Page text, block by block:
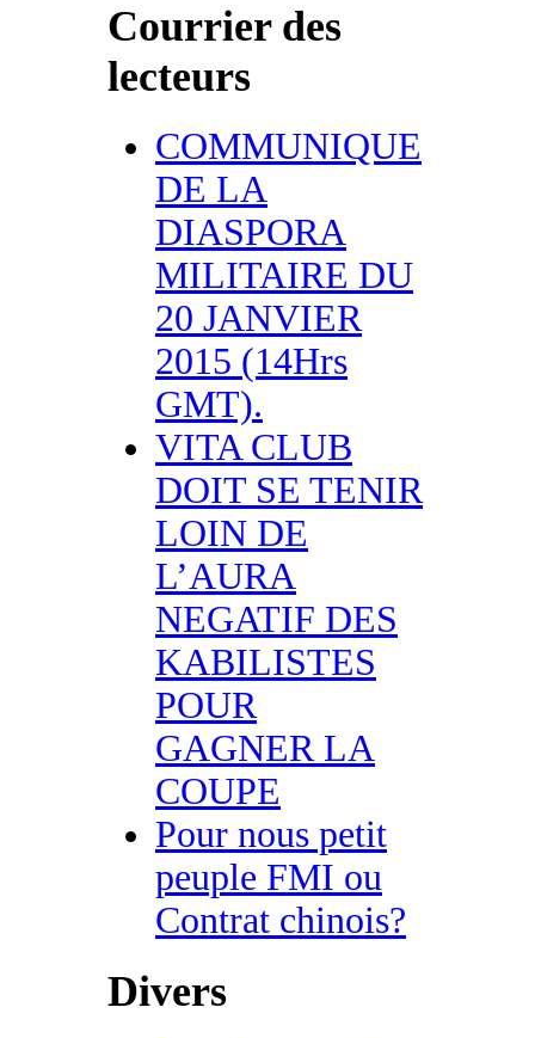
Courrier des
lecteurs
COMMUNIQUE
DE LA
DIASPORA
MILITAIRE DU
20 JANVIER
2015 (14Hrs
GMT).
VITA CLUB
DOIT SE TENIR
LOIN DE
L’AURA
NEGATIF DES
KABILISTES
POUR
GAGNER LA
COUPE
Pour nous petit
peuple FMI ou
Contrat chinois?
Divers